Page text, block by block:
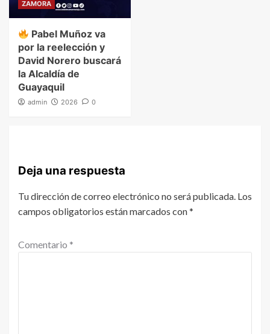
ZAMORA
Pabel Muñoz va
por la reelección y
David Norero buscará
la Alcaldía de
Guayaquil
admin 2026 0
Deja una respuesta
Tu dirección de correo electrónico no será publicada. Los
campos obligatorios están marcados con*
Comentario *